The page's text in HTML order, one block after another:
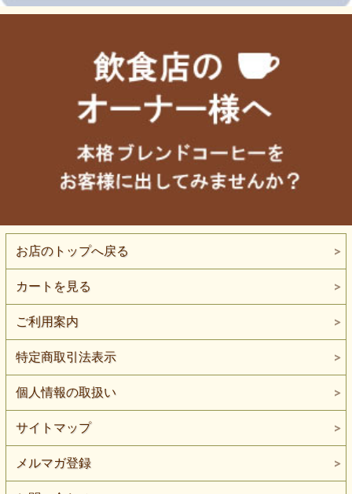
お店のトップへ戻る
カートを見る
ご利用案内
特定商取引法表示
個人情報の取扱い
サイトマップ
メルマガ登録